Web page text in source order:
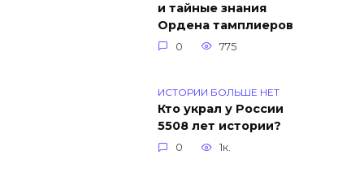
и тайные знания
Ордена тамплиеров
0 775
ИСТОРИИ БОЛЬШЕ НЕТ
Кто украл у России
5508 лет истории?
0 1к.